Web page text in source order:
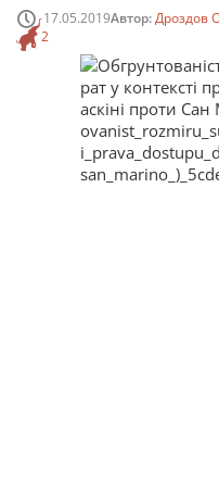
17.05.2019Автор:Дроздов
2